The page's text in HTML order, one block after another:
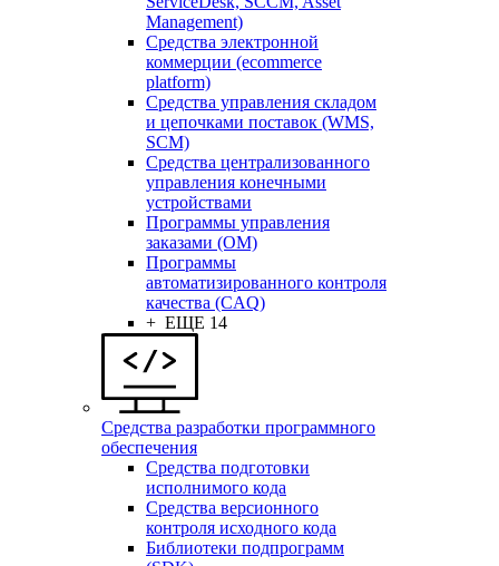
Management)
Средства электронной
коммерции (ecommerce
platform)
Средства управления складом
и цепочками поставок (WMS,
SCM)
Средства централизованного
управления конечными
устройствами
Программы управления
заказами (OM)
Программы
автоматизированного контроля
качества (CAQ)
+ ЕЩЕ 14
Средства разработки программного
обеспечения
Средства подготовки
исполнимого кода
Средства версионного
контроля исходного кода
Библиотеки подпрограмм